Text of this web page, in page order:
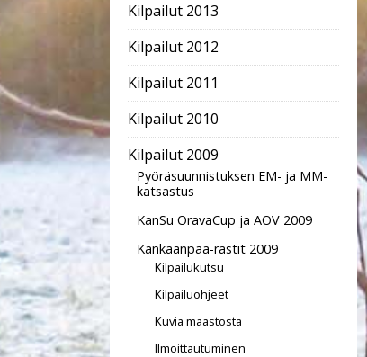
Kilpailut 2013
Kilpailut 2012
Kilpailut 2011
Kilpailut 2010
Kilpailut 2009
Pyöräsuunnistuksen EM- ja MM-
katsastus
KanSu OravaCup ja AOV 2009
Kankaanpää-rastit 2009
Kilpailukutsu
Kilpailuohjeet
Kuvia maastosta
Ilmoittautuminen